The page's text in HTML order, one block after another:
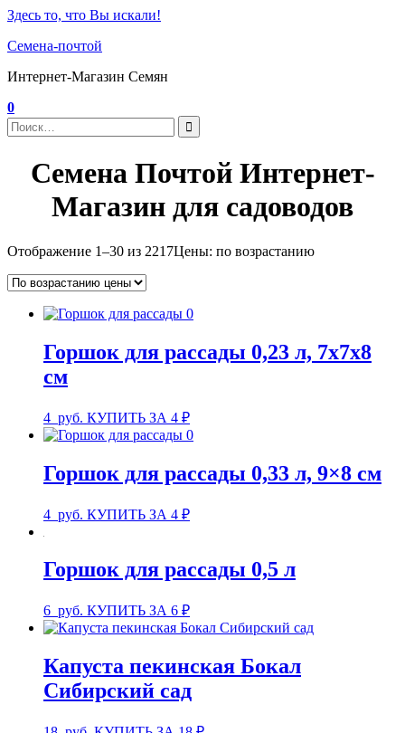
Здесь то, что Вы искали!
Семена-почтой
Интернет-Магазин Семян
0
Семена Почтой Интернет-
Магазин для садоводов
Отображение 1–30 из 2217Цены: по возрастанию
Горшок для рассады 0,23 л, 7x7x8
см
4 руб. КУПИТЬ ЗА 4 ₽
Горшок для рассады 0,33 л, 9×8 см
4 руб. КУПИТЬ ЗА 4 ₽
Горшок для рассады 0,5 л
6 руб. КУПИТЬ ЗА 6 ₽
Капуста пекинская Бокал
Сибирский сад